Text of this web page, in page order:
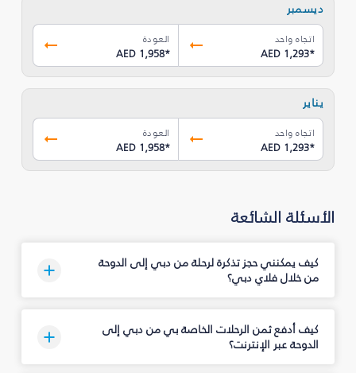
ديسمبر
اتجاه واحد
AED 1,293*
العودة
AED 1,958*
يناير
اتجاه واحد
AED 1,293*
العودة
AED 1,958*
الأسئلة الشائعة
كيف يمكنني حجز تذكرة لرحلة من دبي إلى الدوحة
من خلال فلاي دبي؟
كيف أدفع ثمن الرحلات الخاصة بي من دبي إلى
الدوحة عبر الإنترنت؟